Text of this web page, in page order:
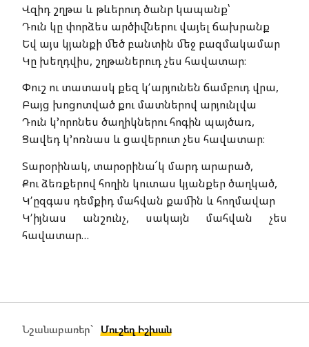
Վզիդ շղթա և թևերուդ ծանր կապանք՝
Դուն կը փորձես արծիվներու վայել ճախրանք
Եվ այս կյանքի մեծ բանտին մեջ բազմակամար
Կը խեղդվիս, շղթաներուդ չես հավատար։
Փուշ ու տատասկ քեզ կʼարյունեն ճամբուդ վրա,
Բայց խոցոտված քու մատներով արյունլվա
Դուն կ’որոնես ծաղիկներու հոգին պայծառ,
Ցավեդ կ’ոռնաս և ցավերուտ չես հավատար։
Տարօրինակ, տարօրինա՜կ մարդ արարած,
Քու ձեռքերով հողին կուտաս կյանքեր ծաղկած,
Կʼըզգաս դեմքիդ մահվան քամին և հողմավար
Կʼիյնաս անշունչ, սակայն մահվան չես
հավատար…
Նշանաբառեր՝ Մուշեղ Իշխան